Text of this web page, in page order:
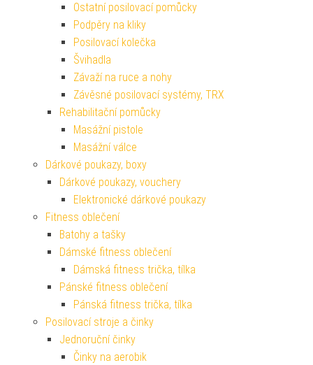
Ostatní posilovací pomůcky
Podpěry na kliky
Posilovací kolečka
Švihadla
Závaží na ruce a nohy
Závěsné posilovací systémy, TRX
Rehabilitační pomůcky
Masážní pistole
Masážní válce
Dárkové poukazy, boxy
Dárkové poukazy, vouchery
Elektronické dárkové poukazy
Fitness oblečení
Batohy a tašky
Dámské fitness oblečení
Dámská fitness trička, tílka
Pánské fitness oblečení
Pánská fitness trička, tílka
Posilovací stroje a činky
Jednoruční činky
Činky na aerobik